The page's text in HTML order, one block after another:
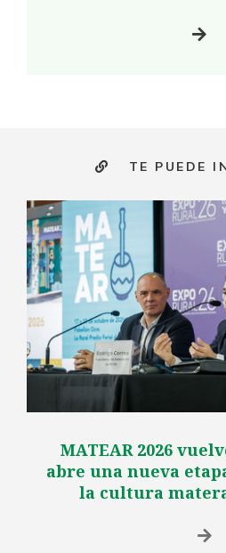
TE PUEDE
MATEAR 2026
abre una nueva
la cultura